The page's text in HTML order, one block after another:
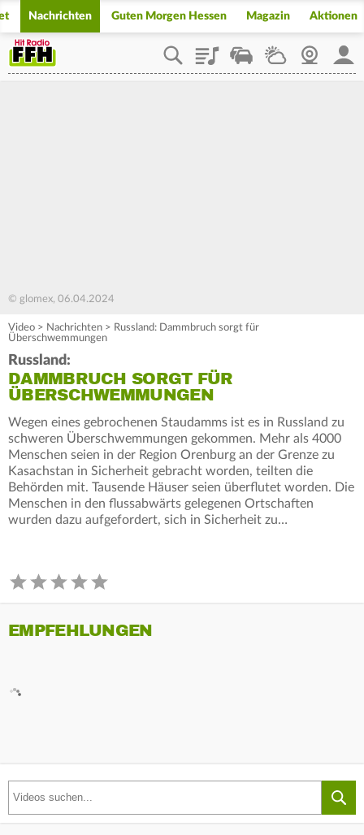
Nachrichten Guten Morgen Hessen Magazin Aktionen
PlaylistStaupilotWetterWebcam
© glomex, 06.04.2024
Video > Nachrichten > Russland: Dammbruch sorgt für
Überschwemmungen
Russland:
DAMMBRUCH SORGT FÜR
ÜBERSCHWEMMUNGEN
Wegen eines gebrochenen Staudamms ist es in Russland zu
schweren Überschwemmungen gekommen. Mehr als 4000
Menschen seien in der Region Orenburg an der Grenze zu
Kasachstan in Sicherheit gebracht worden, teilten die
Behörden mit. Tausende Häuser seien überflutet worden. Die
Menschen in den flussabwärts gelegenen Ortschaften
wurden dazu aufgefordert, sich in Sicherheit zu…
EMPFEHLUNGEN